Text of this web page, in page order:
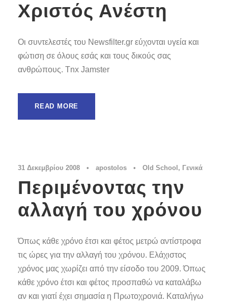
Χριστός Ανέστη
Οι συντελεστές του Newsfilter.gr εύχονται υγεία και
φώτιση σε όλους εσάς και τους δικούς σας
ανθρώπους. Tnx Jamster
READ MORE
31 Δεκεμβρίου 2008 • apostolos • Old School , Γενικά
Περιμένοντας την
αλλαγή του χρόνου
Όπως κάθε χρόνο έτσι και φέτος μετρώ αντίστροφα
τις ώρες για την αλλαγή του χρόνου. Ελάχιστος
χρόνος μας χωρίζει από την είσοδο του 2009. Όπως
κάθε χρόνο έτσι και φέτος προσπαθώ να καταλάβω
αν και γιατί έχει σημασία η Πρωτοχρονιά. Καταλήγω